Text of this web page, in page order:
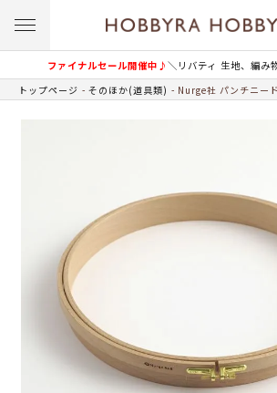
ファイナルセール開催中♪＼リバティ 生地、編み
トップページ そのほか(道具類) Nurge社 パンチニー